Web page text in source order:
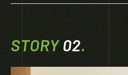
STORY02.